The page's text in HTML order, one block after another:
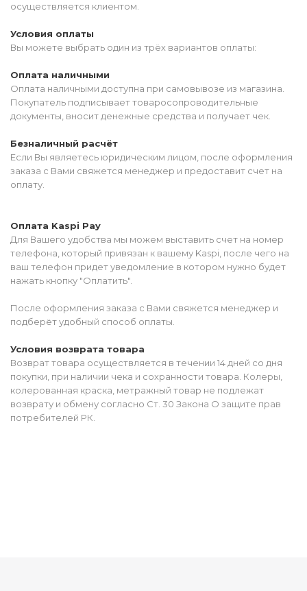
осуществляется клиентом.
Условия оплаты
Вы можете выбрать один из трёх вариантов оплаты:
Оплата наличными
Оплата наличными доступна при самовывозе из магазина.
Покупатель подписывает товаросопроводительные
документы, вносит денежные средства и получает чек.
Безналичный расчёт
Если Вы являетесь юридическим лицом, после оформления
заказа с Вами свяжется менеджер и предоставит счет на
оплату.
Оплата Kaspi Pay
Для Вашего удобства мы можем выставить счет на номер
телефона, который привязан к вашему Kaspi, после чего на
ваш телефон придет уведомление в котором нужно будет
нажать кнопку "Оплатить".
После оформления заказа с Вами свяжется менеджер и
подберёт удобный способ оплаты.
Условия возврата товара
Возврат товара осуществляется в течении 14 дней со дня
покупки, при наличии чека и сохранности товара. Колеры,
колерованная краска, метражный товар не подлежат
возврату и обмену согласно Ст. 30 Закона О защите прав
потребителей РК.